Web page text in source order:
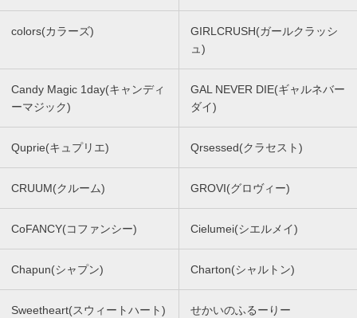
colors(カラーズ)
GIRLCRUSH(ガールクラッシ
ュ)
Candy Magic 1day(キャンディ
ーマジック)
GAL NEVER DIE(ギャルネバー
ダイ)
Quprie(キュプリエ) Qrsessed(クラセスト)
CRUUM(クルーム) GROVI(グロヴィー)
CoFANCY(コファンシー) Cielumei(シエルメイ)
Chapun(シャプン) Charton(シャルトン)
Sweetheart(スウィートハート) せかいのふるーりー